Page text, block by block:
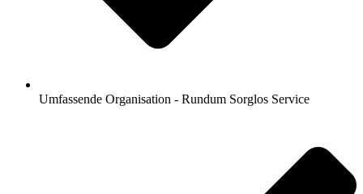
Umfassende Organisation - Rundum Sorglos Service